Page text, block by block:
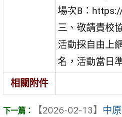
場次B：
三、敬請貴校
活動採自由上
名，活動當日
相關附件
【2026-02-13】 中